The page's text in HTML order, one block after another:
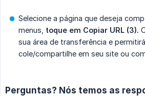
Selecione a página que deseja
menus, toque em Copiar URL (3).
sua área de transferência e
cole/compartilhe em seu site ou
Perguntas? Nós temos as